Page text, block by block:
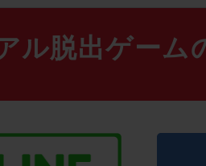
ル脱出ゲーム